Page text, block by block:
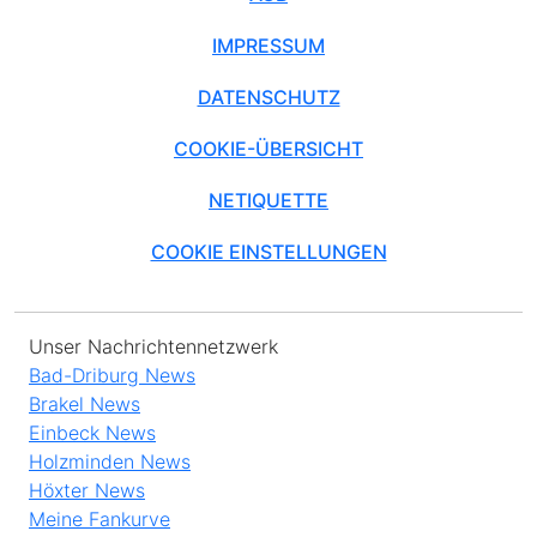
IMPRESSUM
DATENSCHUTZ
COOKIE-ÜBERSICHT
NETIQUETTE
COOKIE EINSTELLUNGEN
Unser Nachrichtennetzwerk
Bad-Driburg News
Brakel News
Einbeck News
Holzminden News
Höxter News
Meine Fankurve